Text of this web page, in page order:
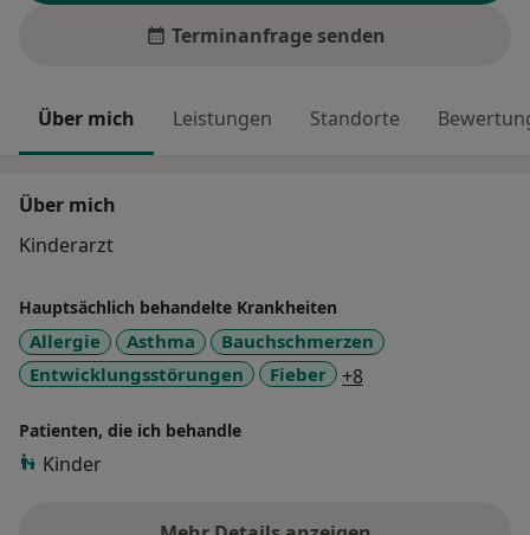
Terminanfrage senden
Über mich Leistungen Standorte
Über mich
Kinderarzt
Hauptsächlich behandelte Krankheiten
Allergie Asthma
Bauchschmerzen
Entwicklungsstörungen
Fieber +8
Patienten, die ich behandle
Kinder